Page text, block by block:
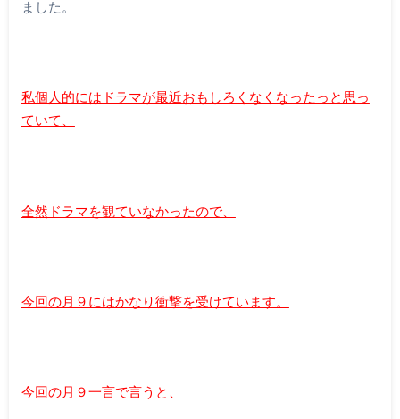
ました。
私個人的にはドラマが最近おもしろくなくなったっと思っ
ていて、
全然ドラマを観ていなかったので、
今回の月９にはかなり衝撃を受けています。
今回の月９一言で言うと、